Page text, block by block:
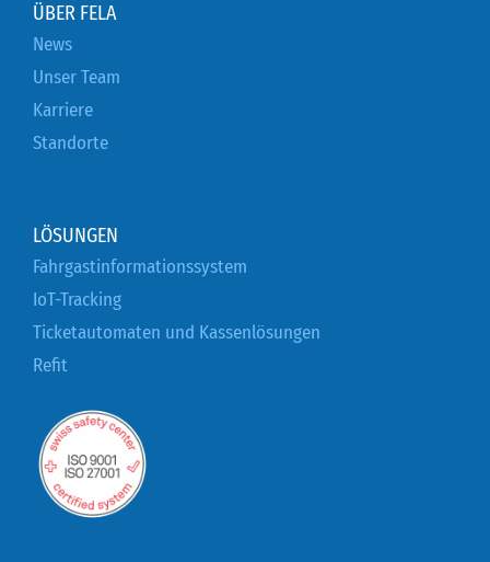
ÜBER FELA
News
Unser Team
Karriere
Standorte
LÖSUNGEN
Fahrgastinformationssystem
IoT-Tracking
Ticketautomaten und Kassenlösungen
Refit